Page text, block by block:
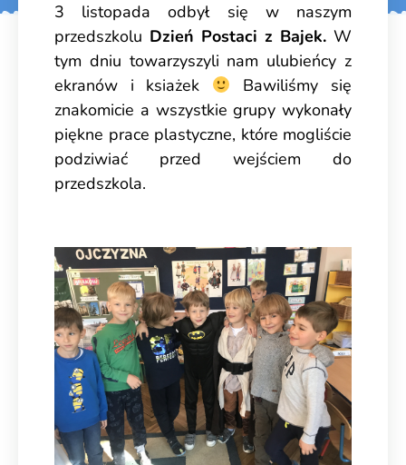
3 listopada odbył się w naszym
przedszkolu Dzień Postaci z Bajek. W
tym dniu towarzyszyli nam ulubieńcy z
ekranów i ksiażek
Bawiliśmy się
znakomicie a wszystkie grupy wykonały
piękne prace plastyczne, które mogliście
podziwiać przed wejściem do
przedszkola.